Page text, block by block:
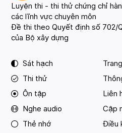
Luyện thi - thi thử chứng chỉ
các lĩnh vực chuyên môn
Đề thi theo Quyết định số 702/
của Bộ xây dựng
Sát hạch
Thi thử
Ôn tập
Nghe audio
Thẻ nhớ
Liên
Cập
Điều